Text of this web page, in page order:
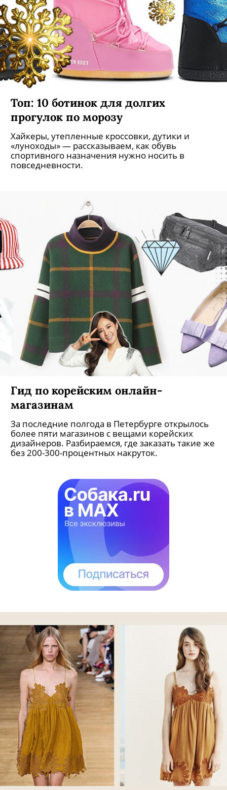
Топ: 10 ботинок для долгих
прогулок по морозу
Хайкеры, утепленные кроссовки, дутики и
«луноходы» — рассказываем, как обувь
спортивного назначения нужно носить в
повседневности.
Гид по корейским онлайн-
магазинам
За последние полгода в Петербурге открылось
более пяти магазинов с вещами корейских
дизайнеров. Разбираемся, где заказать такие же
без 200-300-процентных накруток.